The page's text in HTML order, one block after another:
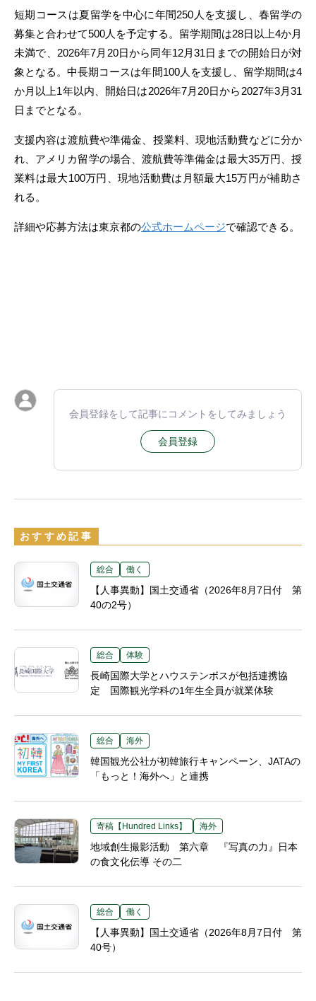
短期コースは夏留学を中心に年間250人を支援し、春留学の
募集と合わせて500人を予定する。留学期間は28日以上4か月
未満で、2026年7月20日から同年12月31日までの開始日が対
象となる。中長期コースは年間100人を支援し、留学期間は4
か月以上1年以内、開始日は2026年7月20日から2027年3月31
日までとなる。
支援内容は渡航費や準備金、授業料、現地活動費などに分か
れ、アメリカ留学の場合、渡航費等準備金は最大35万円、授
業料は最大100万円、現地活動費は月額最大15万円が補助さ
れる。
詳細や応募方法は東京都の公式ホームページで確認できる。
会員登録をして記事にコメントをしてみましょう
会員登録
おすすめ記事
総合 働く
【人事異動】国土交通省（2026年8月7日付 第
40の2号）
総合 体験
長崎国際大学とハウステンボスが包括連携協
定 国際観光学科の1年生全員が就業体験
総合 海外
韓国観光公社が初韓旅行キャンペーン、JATAの
「もっと！海外へ」と連携
寄稿【Hundred Links】 海外
地域創生撮影活動 第六章 『写真の力』日本
の食文化伝導 その二
総合 働く
【人事異動】国土交通省（2026年8月7日付 第
40号）